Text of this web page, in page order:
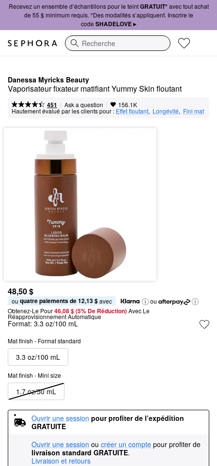
Recevez un ensemble d’échantillons pour le teintGRATUIT*avec tout achat
de 55 $ minimum requis. *Des modalités s’appliquent. Inscrire le
code SHADELOVE ▸
Recherche
Danessa Myricks Beauty
Vaporisateur fixateur matifiant Yummy Skin floutant
451 | Ask a question | 156.1K
Hautement évalué par les clients pour : Effet floutant, Longévité, Fini mat
48,50 $
ou quatre paiements de 12,13 $ avec
ou
Obtenez-Le Pour46,08 $ (5% De Réduction) Avec Le
Réapprovisionnement Automatique
Format: 3.3 oz/100 mL
Mat finish - Format standard
3.3 oz/100 mL
Mat finish - Mini size
1.7 oz/50 mL
Ouvrir une session pour profiter de l’expédition
GRATUITE
Ouvrir une session ou créer un compte pour profiter de
livraison standard GRATUITE.
Livraison et retours